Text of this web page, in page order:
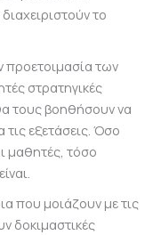
το
των
στρατηγικές
τους βοηθήσουν να
εξετάσεις. Όσο
μαθητές, τόσο
που μοιάζουν με τις
δοκιμαστικές